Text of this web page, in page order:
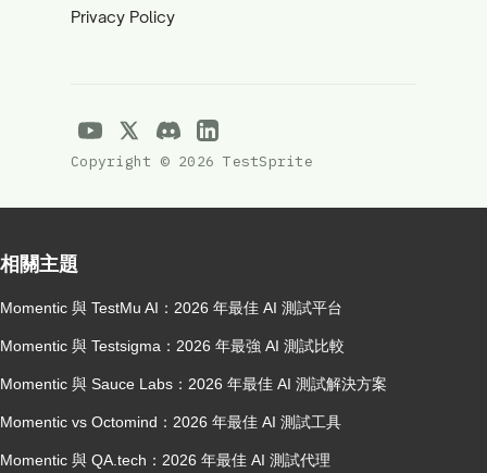
Privacy Policy
Copyright © 2026 TestSprite
相關主題
Momentic 與 TestMu AI：2026 年最佳 AI 測試平台
Momentic 與 Testsigma：2026 年最強 AI 測試比較
Momentic 與 Sauce Labs：2026 年最佳 AI 測試解決方案
Momentic vs Octomind：2026 年最佳 AI 測試工具
Momentic 與 QA.tech：2026 年最佳 AI 測試代理